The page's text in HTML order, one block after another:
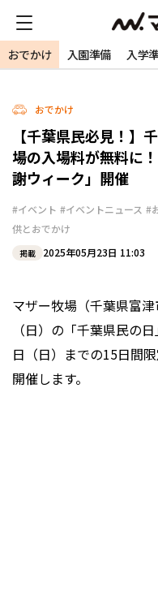
おでかけ 入園準備 入学
おでかけ
【千葉県民必見！】
場の入場料が無料に
謝ウィーク」開催
#イベント #イベントニュース #
供とおでかけ
掲載 2025年05月23日 11:03
マザー牧場（千葉県富
（日）の「千葉県民の
日（日）までの15日間
開催します。